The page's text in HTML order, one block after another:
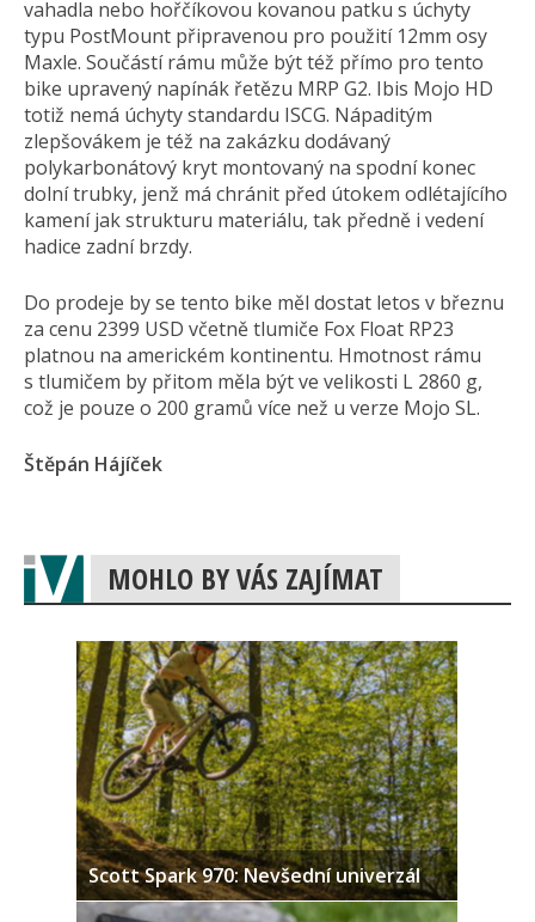
vahadla nebo hořčíkovou kovanou patku s úchyty
typu PostMount připravenou pro použití 12mm osy
Maxle. Součástí rámu může být též přímo pro tento
bike upravený napínák řetězu MRP G2. Ibis Mojo HD
totiž nemá úchyty standardu ISCG. Nápaditým
zlepšovákem je též na zakázku dodávaný
polykarbonátový kryt montovaný na spodní konec
dolní trubky, jenž má chránit před útokem odlétajícího
kamení jak strukturu materiálu, tak předně i vedení
hadice zadní brzdy.
Do prodeje by se tento bike měl dostat letos v březnu
za cenu 2399 USD včetně tlumiče Fox Float RP23
platnou na americkém kontinentu. Hmotnost rámu
s tlumičem by přitom měla být ve velikosti L 2860 g,
což je pouze o 200 gramů více než u verze Mojo SL.
Štěpán Hájíček
MOHLO BY VÁS ZAJÍMAT
Scott Spark 970: Nevšední univerzál